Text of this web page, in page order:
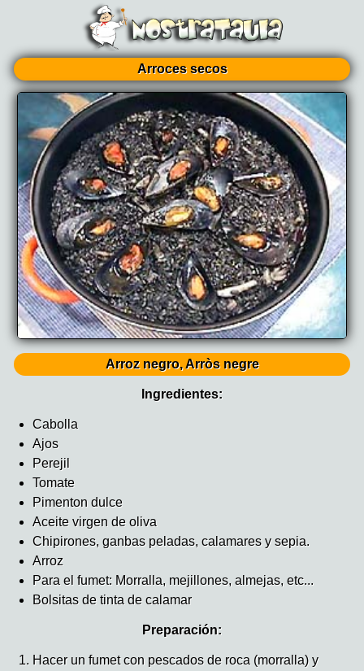
Arroces secos
Arroz negro, Arròs negre
Ingredientes:
Cabolla
Ajos
Perejil
Tomate
Pimenton dulce
Aceite virgen de oliva
Chipirones, ganbas peladas, calamares y sepia.
Arroz
Para el fumet: Morralla, mejillones, almejas, etc...
Bolsitas de tinta de calamar
Preparación:
Hacer un fumet con pescados de roca (morralla) y